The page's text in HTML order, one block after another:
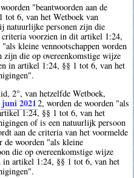
"beantwoorden aan de
6, van het Wetboek van
natuurlijke personen zijn die
criteria voorzien in dit artikel 1:24,
kleine vennootschappen worden
die op overeenkomstige wijze
in artikel 1:24, §§ 1 tot 6, van het
2°, van hetzelfde Wetboek,
juni 20212, worden de woorden "als
1:24, §§ 1 tot 6, van het
of is een natuurlijk persoon
aan de criteria van het voormelde
de woorden "als kleine
die op overeenkomstige wijze
in artikel 1:24, §§ 1 tot 6, van het